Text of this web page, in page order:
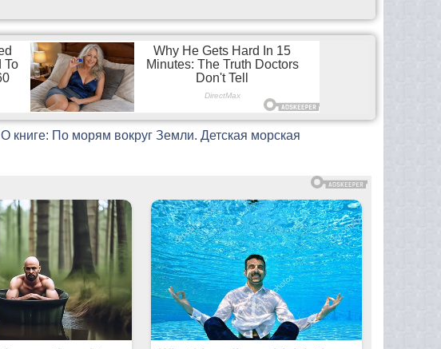
О книге: По морям вокруг Земли. Детская морская